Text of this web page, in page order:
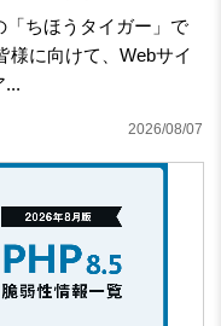
「ちほうタイガー」で
様に向けて、Webサイ
...
2026/08/07